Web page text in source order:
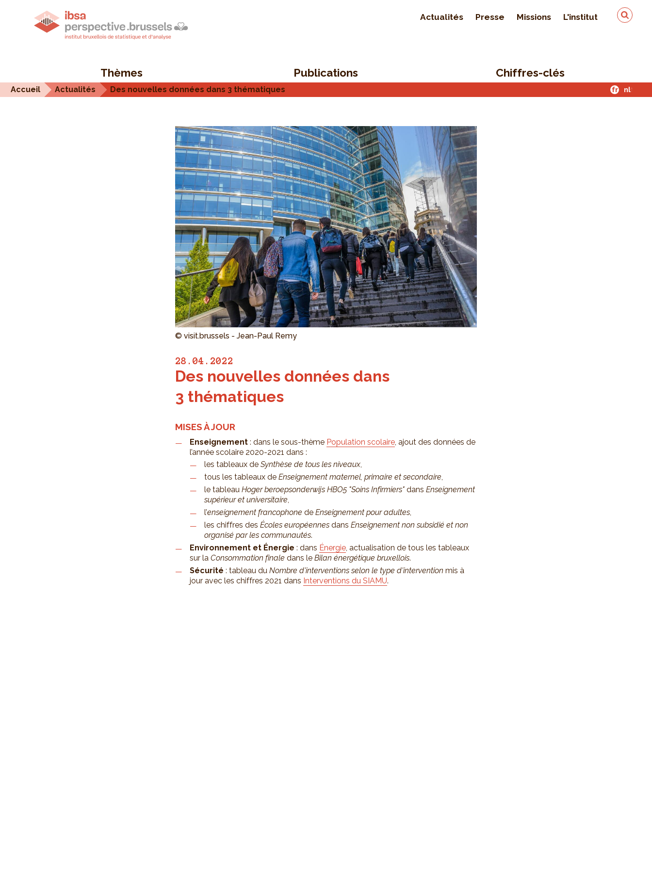
Actualités Presse Missions L'institut
Qualité & sécurité des
Thèmes Publications Chiffres-clés
Accueil Actualités Des nouvelles données dans 3 thématiques fr nl
© visit.brussels - Jean-Paul Remy
28.04.2022
Des nouvelles données dans
3 thématiques
MISES À JOUR
Enseignement : dans le sous-thème Population scolaire, ajout des données de
l’année scolaire 2020-2021 dans :
les tableaux de Synthèse de tous les niveaux,
tous les tableaux de Enseignement maternel, primaire et secondaire,
le tableau Hoger beroepsonderwijs HBO5 "Soins Infirmiers" dans Enseignement
supérieur et universitaire,
l’enseignement francophone de Enseignement pour adultes,
les chiffres des Écoles européennes dans Enseignement non subsidié et non
organisé par les communautés.
Environnement et Énergie : dans Énergie, actualisation de tous les tableaux
sur la Consommation finale dans le Bilan énergétique bruxellois.
Sécurité : tableau du Nombre d'interventions selon le type d'intervention mis à
jour avec les chiffres 2021 dans Interventions du SIAMU.